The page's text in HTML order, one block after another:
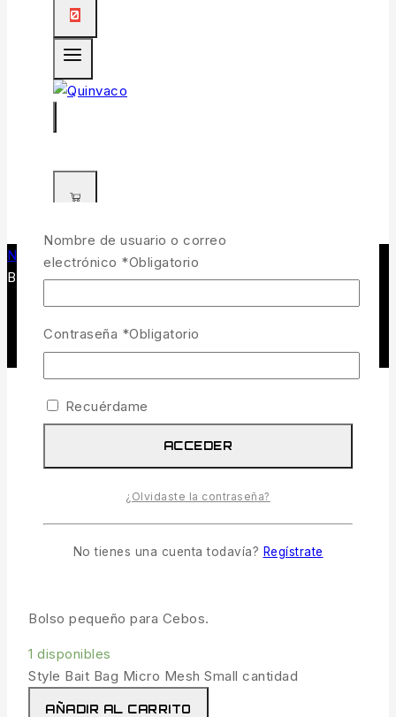
0
Navegando en Tienda de pesca y caza
Bait Bag Micro Mesh Small
Style Bait Bag Micro Mesh Small
¡Se vende rápido! Más de 18 personas tienen en
Bolso pequeño para Cebos.
1 disponibles
Style Bait Bag Micro Mesh Small cantidad
AÑADIR AL CARRITO
Nombre de usuario o correo
electrónico *Obligatorio
Contraseña *Obligatorio
Recuérdame
ACCEDER
¿Olvidaste la contraseña?
No tienes una cuenta todavía? Regístrate